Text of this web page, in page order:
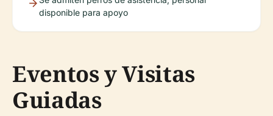
disponible para apoyo
Eventos y Visitas
Guiadas